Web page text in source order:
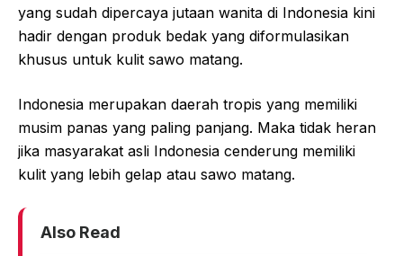
yang sudah dipercaya jutaan wanita di Indonesia kini
hadir dengan produk bedak yang diformulasikan
khusus untuk kulit sawo matang.
Indonesia merupakan daerah tropis yang memiliki
musim panas yang paling panjang. Maka tidak heran
jika masyarakat asli Indonesia cenderung memiliki
kulit yang lebih gelap atau sawo matang.
Also Read